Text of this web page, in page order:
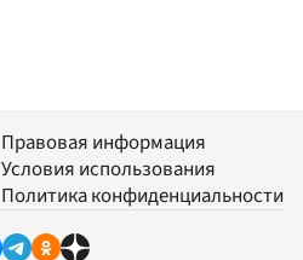
Правовая информация
Условия использования
Политика конфиденциальности